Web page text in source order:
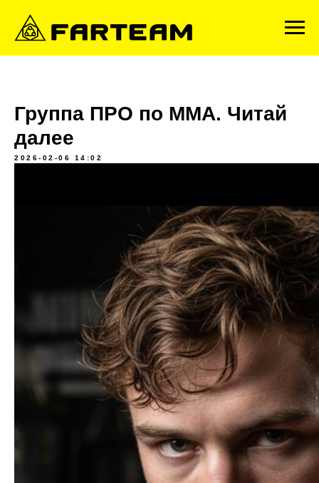
Группа ПРО по ММА. Читай
далее
2026-02-06 14:02